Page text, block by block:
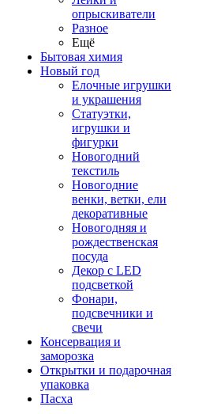
опрыскиватели
Разное
Ещё
Бытовая химия
Новый год
Елочные игрушки
и украшения
Статуэтки,
игрушки и
фигурки
Новогодний
текстиль
Новогодние
венки, ветки, ели
декоративные
Новогодняя и
рождественская
посуда
Декор с LED
подсветкой
Фонари,
подсвечники и
свечи
Консервация и
заморозка
Открытки и подарочная
упаковка
Пасха